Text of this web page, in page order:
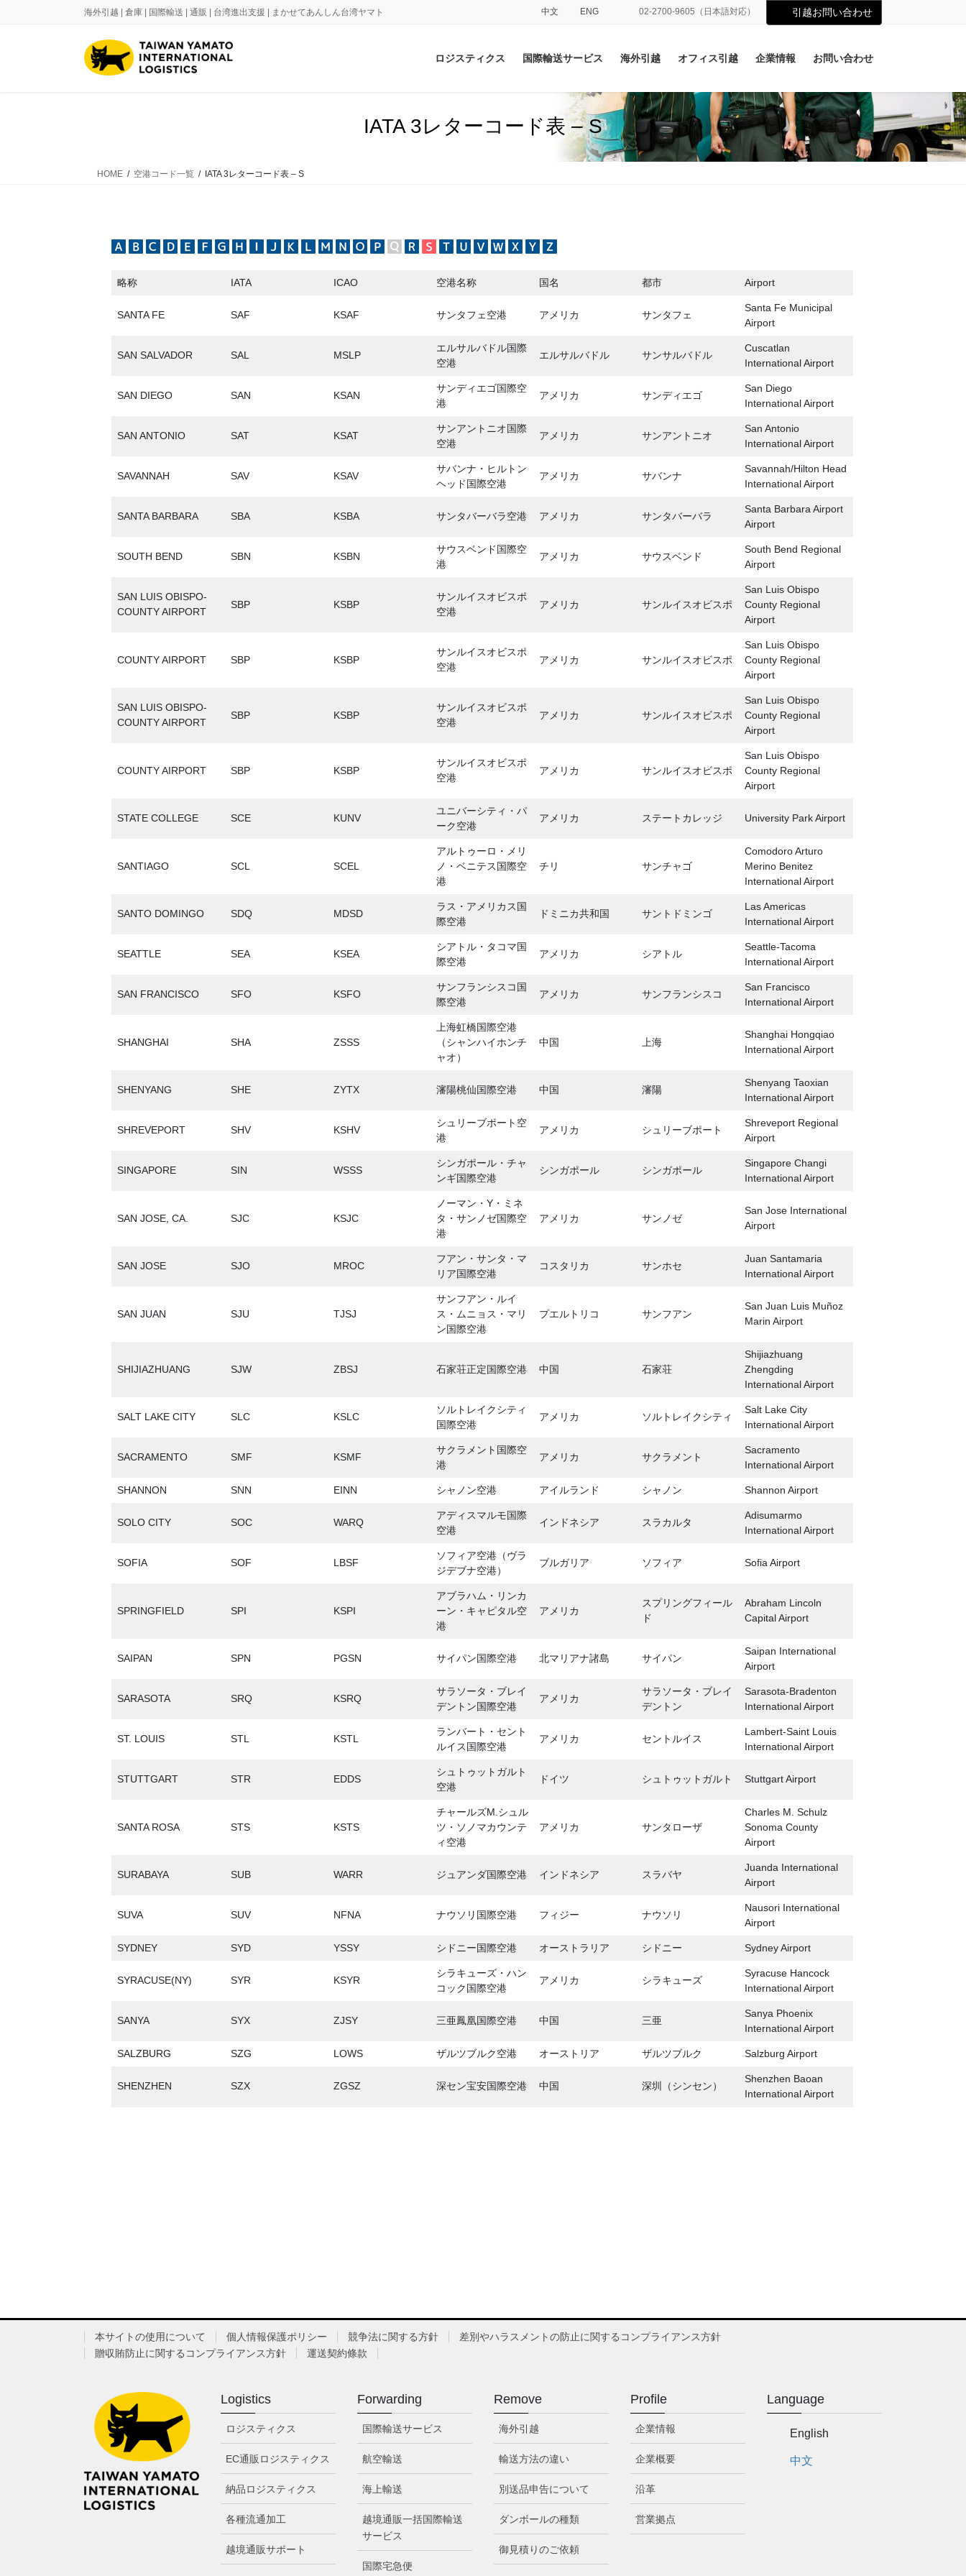
海外引越 | 倉庫 | 国際輸送 | 通販 | 台湾進出支援 | まかせてあんしん台湾ヤマト 中文 ENG 02-2700-9605（日本語対応） 引越お問い合わせ
ロジスティクス 国際輸送サービス 海外引越 オフィス引越 企業情報 お問い合わせ
IATA 3レターコード表 – S
HOME 空港コード一覧 IATA 3レターコード表 – S
略称 IATA ICAO 空港名称 国名 都市 Airport
SANTA FE SAF KSAF サンタフェ空港 アメリカ サンタフェ
Santa Fe Municipal
Airport
SAN SALVADOR SAL MSLP
エルサルバドル国際
空港
エルサルバドル サンサルバドル
Cuscatlan
International Airport
SAN DIEGO SAN KSAN
サンディエゴ国際空
港
アメリカ サンディエゴ
San Diego
International Airport
SAN ANTONIO SAT KSAT
サンアントニオ国際
空港
アメリカ サンアントニオ
San Antonio
International Airport
SAVANNAH SAV KSAV
サバンナ・ヒルトン
ヘッド国際空港
アメリカ サバンナ
Savannah/Hilton Head
International Airport
SANTA BARBARA SBA KSBA サンタバーバラ空港 アメリカ サンタバーバラ
Santa Barbara Airport
Airport
SOUTH BEND SBN KSBN
サウスベンド国際空
港
アメリカ サウスベンド
South Bend Regional
Airport
SAN LUIS OBISPO-
COUNTY AIRPORT
SBP KSBP
サンルイスオビスポ
空港
アメリカ サンルイスオビスポ
San Luis Obispo
County Regional
Airport
COUNTY AIRPORT SBP KSBP
サンルイスオビスポ
空港
アメリカ サンルイスオビスポ
San Luis Obispo
County Regional
Airport
SAN LUIS OBISPO-
COUNTY AIRPORT
SBP KSBP
サンルイスオビスポ
空港
アメリカ サンルイスオビスポ
San Luis Obispo
County Regional
Airport
COUNTY AIRPORT SBP KSBP
サンルイスオビスポ
空港
アメリカ サンルイスオビスポ
San Luis Obispo
County Regional
Airport
STATE COLLEGE SCE KUNV
ユニバーシティ・パ
ーク空港
アメリカ ステートカレッジ University Park Airport
SANTIAGO SCL SCEL
アルトゥーロ・メリ
ノ・ベニテス国際空
港
チリ サンチャゴ
Comodoro Arturo
Merino Benitez
International Airport
SANTO DOMINGO SDQ MDSD
ラス・アメリカス国
際空港
ドミニカ共和国 サントドミンゴ
Las Americas
International Airport
SEATTLE SEA KSEA
シアトル・タコマ国
際空港
アメリカ シアトル
Seattle-Tacoma
International Airport
SAN FRANCISCO SFO KSFO
サンフランシスコ国
際空港
アメリカ サンフランシスコ
San Francisco
International Airport
SHANGHAI SHA ZSSS
上海虹橋国際空港
（シャンハイホンチ
ャオ）
中国 上海
Shanghai Hongqiao
International Airport
SHENYANG SHE ZYTX 瀋陽桃仙国際空港 中国 瀋陽
Shenyang Taoxian
International Airport
SHREVEPORT SHV KSHV
シュリーブポート空
港
アメリカ シュリーブポート
Shreveport Regional
Airport
SINGAPORE SIN WSSS
シンガポール・チャ
ンギ国際空港
シンガポール シンガポール
Singapore Changi
International Airport
SAN JOSE, CA. SJC KSJC
ノーマン・Y・ミネ
タ・サンノゼ国際空
港
アメリカ サンノゼ
San Jose International
Airport
SAN JOSE SJO MROC
フアン・サンタ・マ
リア国際空港
コスタリカ サンホセ
Juan Santamaria
International Airport
SAN JUAN SJU TJSJ
サンフアン・ルイ
ス・ムニョス・マリ
ン国際空港
プエルトリコ サンフアン
San Juan Luis Muñoz
Marin Airport
SHIJIAZHUANG SJW ZBSJ 石家荘正定国際空港 中国 石家荘
Shijiazhuang
Zhengding
International Airport
SALT LAKE CITY SLC KSLC
ソルトレイクシティ
国際空港
アメリカ ソルトレイクシティ
Salt Lake City
International Airport
SACRAMENTO SMF KSMF
サクラメント国際空
港
アメリカ サクラメント
Sacramento
International Airport
SHANNON SNN EINN シャノン空港 アイルランド シャノン Shannon Airport
SOLO CITY SOC WARQ
アディスマルモ国際
空港
インドネシア スラカルタ
Adisumarmo
International Airport
SOFIA SOF LBSF
ソフィア空港（ヴラ
ジデブナ空港）
ブルガリア ソフィア Sofia Airport
SPRINGFIELD SPI KSPI
アブラハム・リンカ
ーン・キャピタル空
港
アメリカ
スプリングフィール
ド
Abraham Lincoln
Capital Airport
SAIPAN SPN PGSN サイパン国際空港 北マリアナ諸島 サイパン
Saipan International
Airport
SARASOTA SRQ KSRQ
サラソータ・ブレイ
デントン国際空港
アメリカ
サラソータ・ブレイ
デントン
Sarasota-Bradenton
International Airport
ST. LOUIS STL KSTL
ランバート・セント
ルイス国際空港
アメリカ セントルイス
Lambert-Saint Louis
International Airport
STUTTGART STR EDDS
シュトゥットガルト
空港
ドイツ シュトゥットガルト Stuttgart Airport
SANTA ROSA STS KSTS
チャールズM.シュル
ツ・ソノマカウンテ
ィ空港
アメリカ サンタローザ
Charles M. Schulz
Sonoma County
Airport
SURABAYA SUB WARR ジュアンダ国際空港 インドネシア スラバヤ
Juanda International
Airport
SUVA SUV NFNA ナウソリ国際空港 フィジー ナウソリ
Nausori International
Airport
SYDNEY SYD YSSY シドニー国際空港 オーストラリア シドニー Sydney Airport
SYRACUSE(NY) SYR KSYR
シラキューズ・ハン
コック国際空港
アメリカ シラキューズ
Syracuse Hancock
International Airport
SANYA SYX ZJSY 三亜鳳凰国際空港 中国 三亜
Sanya Phoenix
International Airport
SALZBURG SZG LOWS ザルツブルク空港 オーストリア ザルツブルク Salzburg Airport
SHENZHEN SZX ZGSZ 深セン宝安国際空港 中国 深圳（シンセン）
Shenzhen Baoan
International Airport
本サイトの使用について 個人情報保護ポリシー 競争法に関する方針
差別やハラスメントの防止に関するコンプライアンス方針
贈収賄防止に関するコンプライアンス方針
運送契約條款
Logistics
ロジスティクス
EC通販ロジスティクス
納品ロジスティクス
各種流通加工
越境通販サポート
Forwarding
国際輸送サービス
航空輸送
海上輸送
越境通販一括国際輸送
サービス
国際宅急便
Remove
海外引越
輸送方法の違い
別送品申告について
ダンボールの種類
御見積りのご依頼
Profile
企業情報
企業概要
沿革
営業拠点
Language
English
中文